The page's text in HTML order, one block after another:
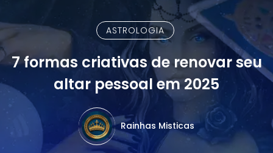
ASTROLOGIA
7 formas criativas de renovar seu
altar pessoal em 2025
Rainhas Misticas